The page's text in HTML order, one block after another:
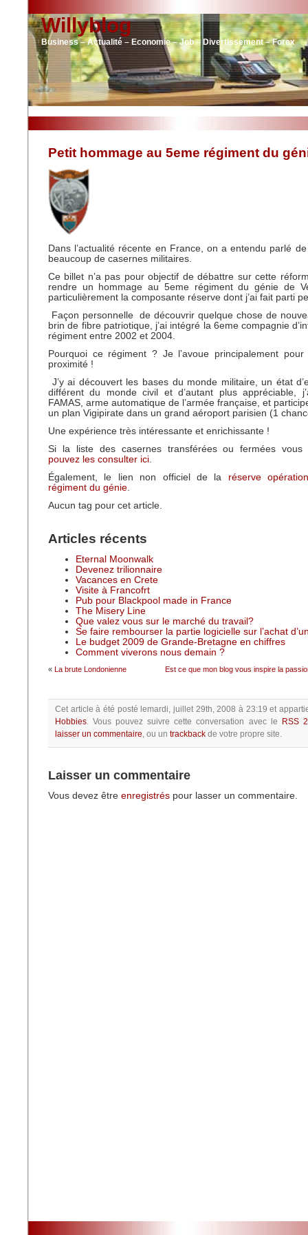
Willyblog
Business – Actualité – Economie – Job – Divertissement – Forex
Petit hommage au 5eme régiment du
Dans l’actualité récente en France, on a entendu parlé
beaucoup de casernes militaires.
Ce billet n’a pas pour objectif de débattre sur cette
rendre un hommage au 5eme régiment du génie de
particulièrement la composante réserve dont j’ai fait parti
Façon personnelle
de découvrir quelque chose de
brin de fibre patriotique, j’ai intégré la 6eme compagnie
régiment entre 2002 et 2004.
Pourquoi ce régiment ? Je l’avoue principalement
proximité !
J’y ai découvert les bases du monde militaire, un état
différent du monde civil et d’autant plus appréciable,
FAMAS, arme automatique de l’armée française, et
un plan Vigipirate dans un grand aéroport parisien (1
Une expérience très intéressante et enrichissante !
Si la liste des casernes transférées ou fermées
pouvez les consulter ici.
Également, le lien non officiel de la réserve
régiment du génie.
Aucun tag pour cet article.
Articles récents
Eternal Moonwalk
Devenez trilionnaire
Vacances en Crete
Visite à Francofrt
Pub pour Blackpool made in France
The Misery Line
Que valez vous sur le marché du travail?
Se faire rembourser la partie logicielle sur l’achat
Le budget 2009 de Grande-Bretagne en chiffres
Comment viverons nous demain ?
« La brute Londonienne Est ce que mon blog vous inspire la
Cet article à été posté lemardi, juillet 29th, 2008 à 23:19et
Hobbies.Vous pouvez suivre cette conversation avec le
RSS
laisser un commentaire, ou un trackback de votre propre site.
Laisser un commentaire
Vous devez être enregistrés pour lasser un commentaire.